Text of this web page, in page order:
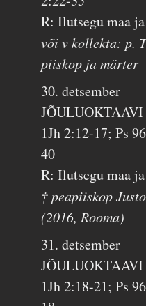
R: Ilutsegu maa
või v kollekta: p.
piiskop ja märter
30. detsember
JÕULUOKTAAVI
1Jh 2:12-17; Ps
40
R: Ilutsegu maa
† peapiiskop
(2016, Rooma)
31. detsember
JÕULUOKTAAVI
1Jh 2:18-21; Ps